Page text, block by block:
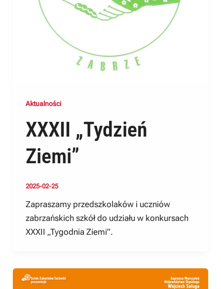
Aktualności
XXXII „Tydzień
Ziemi”
2025-02-25
Zapraszamy przedszkolaków i uczniów
zabrzańskich szkół do udziału w konkursach
XXXII „Tygodnia Ziemi”.